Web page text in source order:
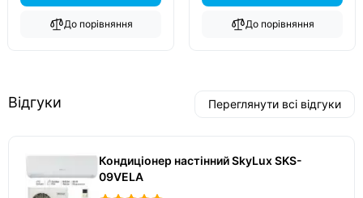
До порівняння До порівняння
Відгуки Переглянути всі відгуки
Кондиціонер настінний SkyLux SKS-
09VELA